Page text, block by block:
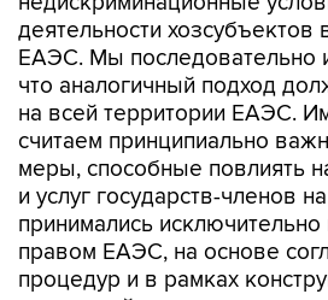
ЕАЭС. Мы последовательно
что аналогичный подход
на всей территории ЕАЭС.
считаем принципиально
меры, способные повлиять
и услуг государств-членов
принимались исключительно
правом ЕАЭС, на основе
процедур и в рамках
взаимодействия между
органами", - заявил